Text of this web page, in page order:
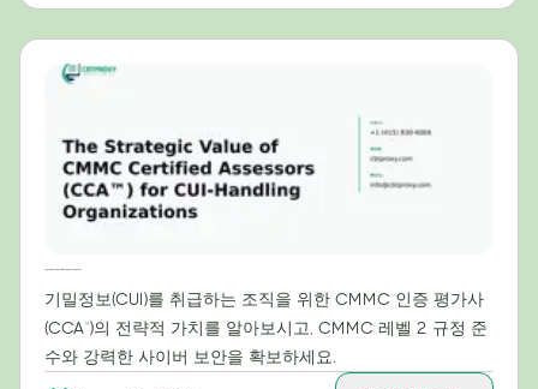
기밀정보(CUI)를 취급하는 조직을 위한 CMMC 인증 평가사
(CCA™)의 전략적 가치를 알아보시고, CMMC 레벨 2 규정 준
수와 강력한 사이버 보안을 확보하세요.